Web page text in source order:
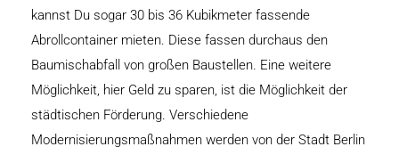
kannst Du sogar 30 bis 36 Kubikmeter fassende
Abrollcontainer mieten. Diese fassen durchaus den
Baumischabfall von großen Baustellen. Eine weitere
Möglichkeit, hier Geld zu sparen, ist die Möglichkeit der
städtischen Förderung. Verschiedene
Modernisierungsmaßnahmen werden von der Stadt Berlin